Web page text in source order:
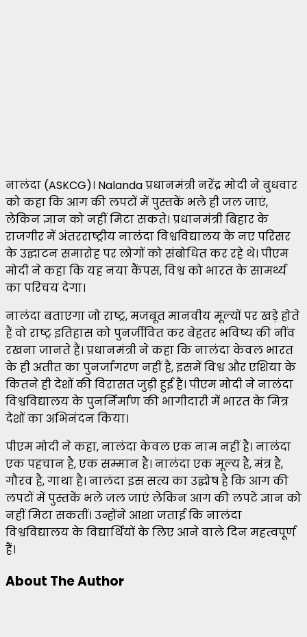
नालंदा (ASKCG)। Nalanda प्रधानमंत्री नरेंद्र मोदी ने बुधवार
को कहा कि आग की लपटों में पुस्तकें भले ही जल जाएं,
लेकिन ज्ञान को नहीं मिटा सकते। प्रधानमंत्री बिहार के
राजगीर में अंतरराष्ट्रीय नालंदा विश्वविद्यालय के नए परिसर
के उद्घाटन समारोह पर लोगों को संबोधित कर रहे थे। पीएम
मोदी ने कहा कि यह नया कैंपस, विश्व को भारत के सामर्थ्य
का परिचय देगा।
नालंदा बताएगा जो राष्ट्र, मजबूत मानवीय मूल्यों पर खड़े होते
हैं वो राष्ट्र इतिहास को पुनर्जीवित कर बेहतर भविष्य की नींव
रखना जानते हैं। प्रधानमंत्री ने कहा कि नालंदा केवल भारत
के ही अतीत का पुनर्जागरण नहीं है, इसमें विश्व और एशिया के
कितने ही देशों की विरासत जुड़ी हुई है। पीएम मोदी ने नालंदा
विश्वविद्यालय के पुनर्निर्माण की भागीदारी में भारत के मित्र
देशों का अभिनंदन किया।
पीएम मोदी ने कहा, नालंदा केवल एक नाम नहीं है। नालंदा
एक पहचान है, एक सम्मान है। नालंदा एक मूल्य है, मंत्र है,
गौरव है, गाथा है। नालंदा इस सत्य का उद्घोष है कि आग की
लपटों में पुस्तकें भले जल जाएं लेकिन आग की लपटें ज्ञान को
नहीं मिटा सकतीं। उन्होंने आशा जताई कि नालंदा
विश्वविद्यालय के विद्यार्थियों के लिए आने वाले दिन महत्वपूर्ण
हैं।
About The Author